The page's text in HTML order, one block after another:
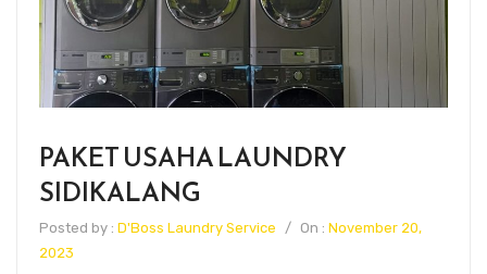
PAKET USAHA LAUNDRY
SIDIKALANG
Posted by : D'Boss Laundry Service / On : November 20,
2023